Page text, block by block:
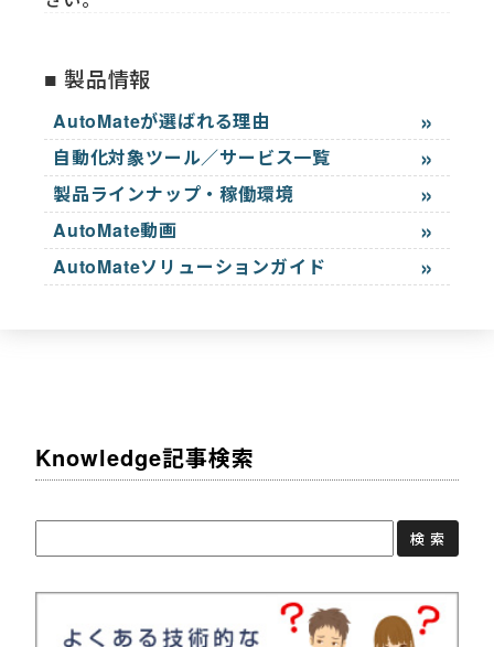
製品情報
AutoMateが選ばれる理由
自動化対象ツール／サービス一覧
製品ラインナップ・稼働環境
AutoMate動画
AutoMateソリューションガイド
Knowledge記事検索